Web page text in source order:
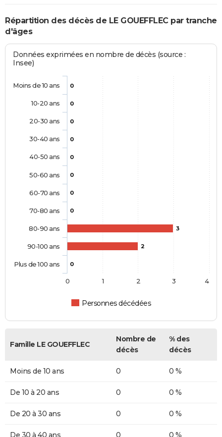
Répartition des décès de LE GOUEFFLEC par tranche
d'âges
Données exprimées en nombre de décès (source :
Insee)
0
0
0
0
0
0
0
0
3
2
0
Personnes décédées
Moins de 10 ans
10-20 ans
20-30 ans
30-40 ans
40-50 ans
50-60 ans
60-70 ans
70-80 ans
80-90 ans
90-100 ans
Plus de 100 ans
0 1 2 3 4
Famille LE GOUEFFLEC
Nombre de
décès
% des
décès
Moins de 10 ans 0 0 %
De 10 à 20 ans 0 0 %
De 20 à 30 ans 0 0 %
De 30 à 40 ans 0 0 %